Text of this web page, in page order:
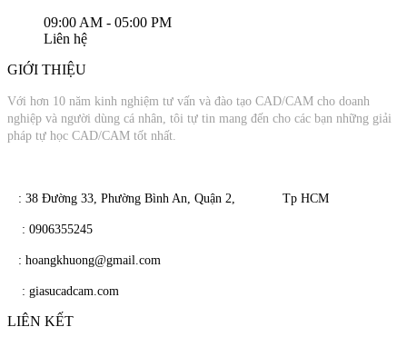
09:00 AM - 05:00 PM
Liên hệ
GIỚI THIỆU
Với hơn 10 năm kinh nghiệm tư vấn và đào tạo CAD/CAM cho doanh
nghiệp và người dùng cá nhân, tôi tự tin mang đến cho các bạn những giải
pháp tự học CAD/CAM tốt nhất.
​​ : 38 Đường 33, Phường Bình An, Quận 2, Tp HCM
: 0906355245
​ : hoangkhuong@gmail.com
: giasucadcam.com
LIÊN KẾT